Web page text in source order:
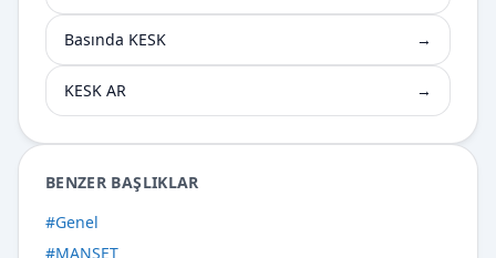
Basında KESK →
KESK AR →
BENZER BAŞLIKLAR
#Genel
#MANŞET